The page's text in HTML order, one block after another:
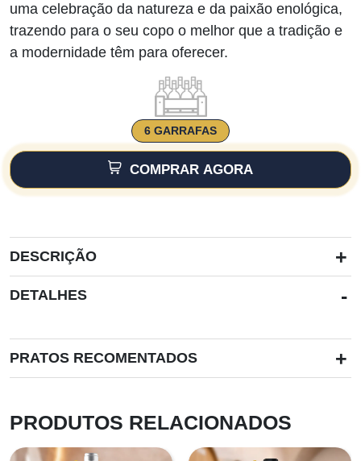
uma celebração da natureza e da paixão enológica,
trazendo para o seu copo o melhor que a tradição e
a modernidade têm para oferecer.
6 GARRAFAS
COMPRAR AGORA
DESCRIÇÃO +
DETALHES -
PRATOS RECOMENTADOS +
PRODUTOS RELACIONADOS